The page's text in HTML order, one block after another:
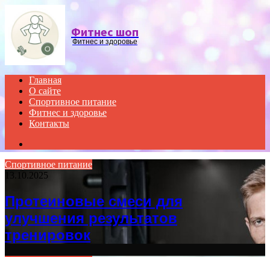
Фитнес шоп
Фитнес и здоровье
Главная
О сайте
Спортивное питание
Фитнес и здоровье
Контакты
for
Спортивное питание
13.10.2025
Протеиновые смеси для
улучшения результатов
тренировок